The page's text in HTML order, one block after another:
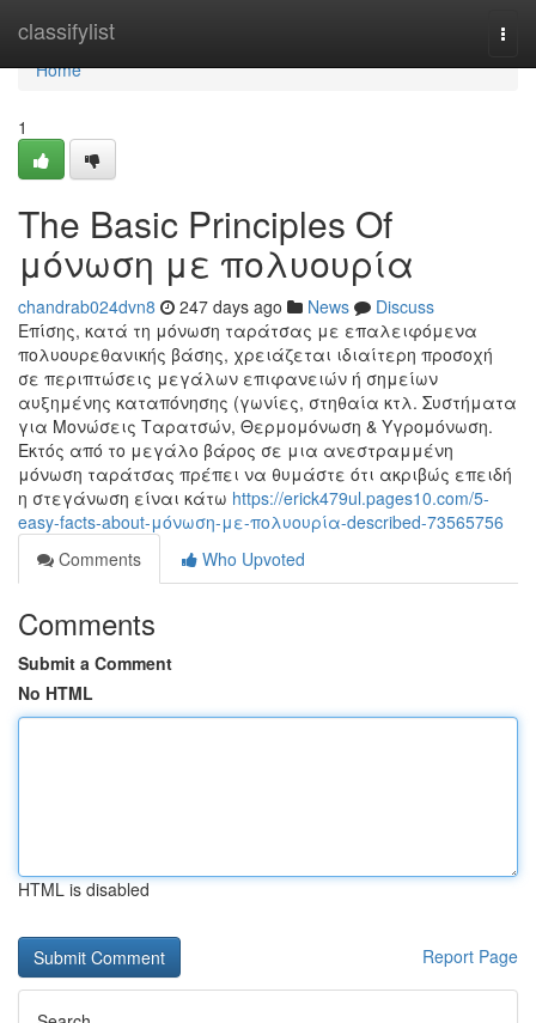
classifylist
Home
Home
1
The Basic Principles Of
μόνωση με πολυουρία
chandrab024dvn8 247 days ago News
Discuss
Επίσης, κατά τη μόνωση ταράτσας με επαλειφόμενα
πολυουρεθανικής βάσης, χρειάζεται ιδιαίτερη προσοχή
σε περιπτώσεις μεγάλων επιφανειών ή σημείων
αυξημένης καταπόνησης (γωνίες, στηθαία κτλ. Συστήματα
για Μονώσεις Ταρατσών, Θερμομόνωση & Υγρομόνωση.
Εκτός από το μεγάλο βάρος σε μια ανεστραμμένη
μόνωση ταράτσας πρέπει να θυμάστε ότι ακριβώς επειδή
η στεγάνωση είναι κάτω https://erick479ul.pages10.com/5-
easy-facts-about-μόνωση-με-πολυουρία-described-73565756
Comments
Who Upvoted
Comments
Submit a Comment
No HTML
HTML is disabled
Report Page